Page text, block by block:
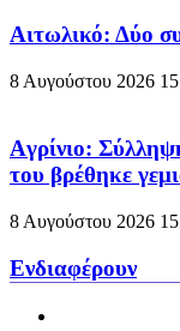
Aιτωλικό: Δύο
8 Αυγούστου 2026
Aγρίνιο:
του βρέθηκε
8 Αυγούστου 2026
Ενδιαφέρουν